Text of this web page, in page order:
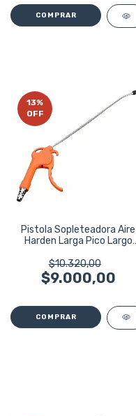
13%
OFF
Pistola Sopleteadora Aire
Harden Larga Pico Largo
$10.320,00
$9.000,00